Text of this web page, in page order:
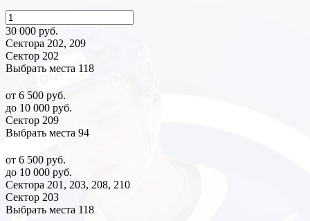
30 000 руб.
Сектора 202, 209
Сектор 202
Выбрать места 118
от 6 500 руб.
до 10 000 руб.
Сектор 209
Выбрать места 94
от 6 500 руб.
до 10 000 руб.
Сектора 201, 203, 208, 210
Сектор 203
Выбрать места 118